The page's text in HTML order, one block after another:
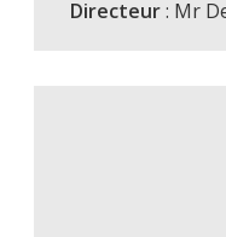
Directeur: Mr